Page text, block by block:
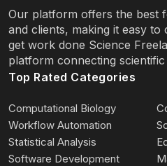
Our platform offers the best
and clients, making it easy
get work done Science
platform connecting
Top Rated Categories
Computational Biology
Workflow Automation
Statistical Analysis
Software Development